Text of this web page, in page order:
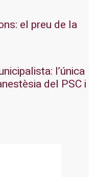
el preu de la
l’única
del PSC i